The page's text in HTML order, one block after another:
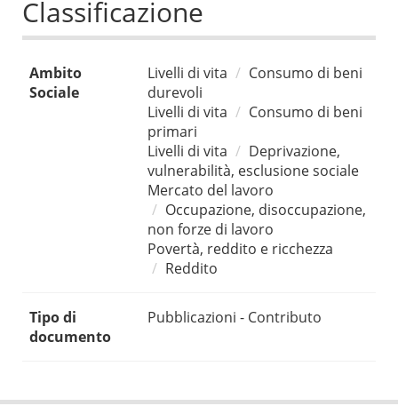
Classificazione
Ambito
Sociale
Livelli di vita
Consumo di beni
durevoli
Livelli di vita
Consumo di beni
primari
Livelli di vita
Deprivazione,
vulnerabilità, esclusione sociale
Mercato del lavoro
Occupazione, disoccupazione,
non forze di lavoro
Povertà, reddito e ricchezza
Reddito
Tipo di
documento
Pubblicazioni - Contributo